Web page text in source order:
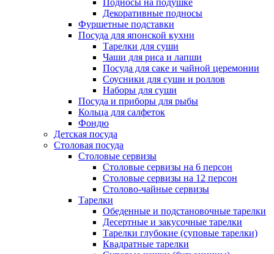
Подносы на подушке
Декоративные подносы
Фуршетные подставки
Посуда для японской кухни
Тарелки для суши
Чаши для риса и лапши
Посуда для саке и чайной церемонии
Соусники для суши и роллов
Наборы для суши
Посуда и приборы для рыбы
Кольца для салфеток
Фондю
Детская посуда
Столовая посуда
Столовые сервизы
Столовые сервизы на 6 персон
Столовые сервизы на 12 персон
Столово-чайные сервизы
Тарелки
Обеденные и подстановочные тарелки
Десертные и закусочные тарелки
Тарелки глубокие (суповые тарелки)
Квадратные тарелки